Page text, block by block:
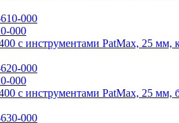
000
с инструментами PatMax, 25 мм,
000
с инструментами PatMax, 25 мм,